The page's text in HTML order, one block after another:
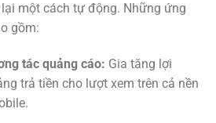
một cách tự động. Những ứng
gồm:
tác quảng cáo: Gia tăng lợi
trả tiền cho lượt xem trên cả nền